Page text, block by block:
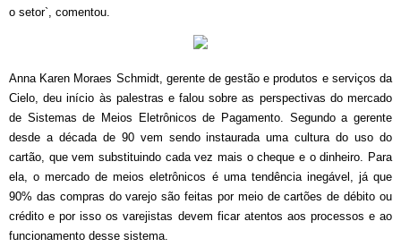
o setor`, comentou.
Anna Karen Moraes Schmidt, gerente de gestão e produtos e serviços da
Cielo, deu início às palestras e falou sobre as perspectivas do mercado
de Sistemas de Meios Eletrônicos de Pagamento. Segundo a gerente
desde a década de 90 vem sendo instaurada uma cultura do uso do
cartão, que vem substituindo cada vez mais o cheque e o dinheiro. Para
ela, o mercado de meios eletrônicos é uma tendência inegável, já que
90% das compras do varejo são feitas por meio de cartões de débito ou
crédito e por isso os varejistas devem ficar atentos aos processos e ao
funcionamento desse sistema.